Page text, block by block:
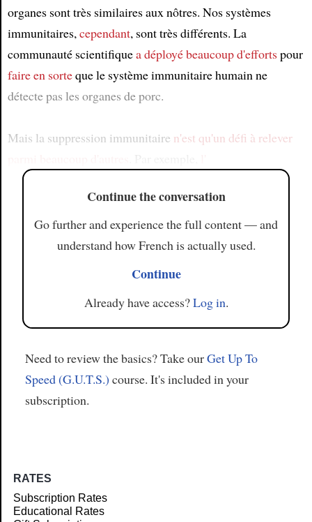
organes sont très similaires aux nôtres. Nos systèmes
immunitaires,cependant, sont très différents. La
communauté scientifiquea déployé beaucoup d'effortspour
faire en sorteque le système immunitaire humain ne
détecte pas les organes de porc.
Mais la suppression immunitaire n'est qu'un défi à relever
Continue the conversation
Go further and experience the full content — and
understand how French is actually used.
Continue
Already have access?Log in.
Need to review the basics? Take ourGet Up To
Speed (G.U.T.S.) course. It's included in your
subscription.
RATES
Subscription Rates
Educational Rates